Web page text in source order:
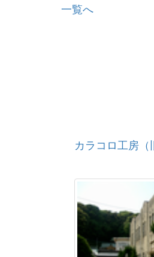
一覧へ
カラコロ工房（